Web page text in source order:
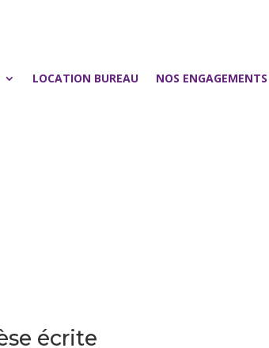
LOCATION BUREAU NOS ENGAGEMENTS
écrite